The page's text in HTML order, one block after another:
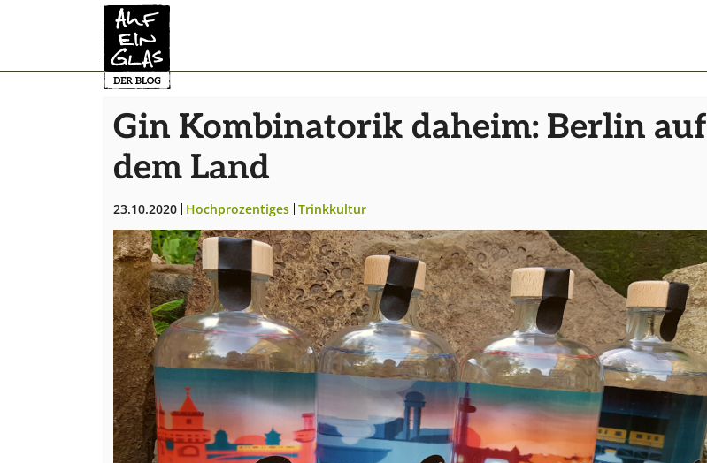
Zum Hauptinhalt springen
Gin Kombinatorik daheim: Berlin auf
dem Land
23.10.2020 Hochprozentiges Trinkkultur